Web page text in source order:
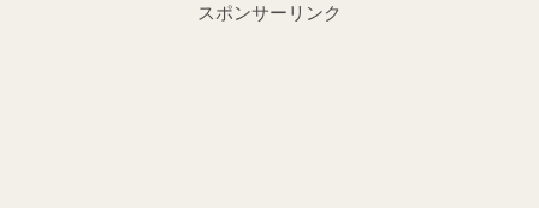
スポンサーリンク